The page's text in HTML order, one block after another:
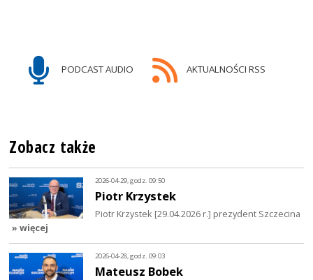
PODCAST AUDIO AKTUALNOŚCI RSS
Zobacz także
2026-04-29, godz. 09:50
Piotr Krzystek
Piotr Krzystek [29.04.2026 r.] prezydent Szczecina
» więcej
2026-04-28, godz. 09:03
Mateusz Bobek